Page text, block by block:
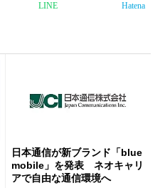
LINE Hatena
日本通信が新ブランド「blue
mobile」を発表 ネオキャリ
アで自由な通信環境へ